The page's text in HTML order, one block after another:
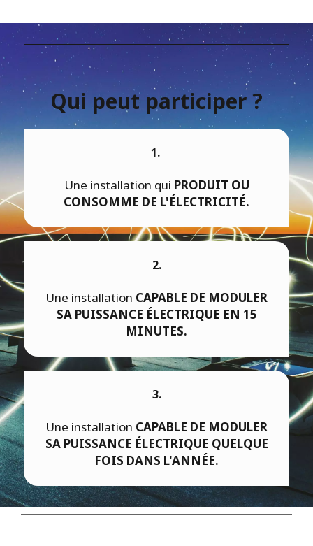
Qui peut participer ?
1.
Une installation qui PRODUIT OU
CONSOMME DE L'ÉLECTRICITÉ.
2.
Une installation CAPABLE DE MODULER
SA PUISSANCE ÉLECTRIQUE EN 15
MINUTES.
3.
Une installation CAPABLE DE MODULER
SA PUISSANCE ÉLECTRIQUE QUELQUE
FOIS DANS L'ANNÉE.